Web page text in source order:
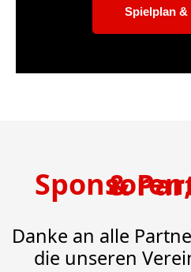
Spielplan &
Sponsoren,
Danke an alle
die unseren